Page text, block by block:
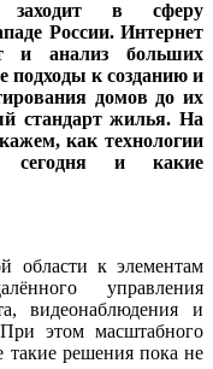
заходит в сферу
России. Интернет
и анализ больших
к созданию и
домов до их
стандарт жилья. На
как технологии
сегодня и какие
области к элементам
управления
видеонаблюдения и
При этом масштабного
такие решения пока не